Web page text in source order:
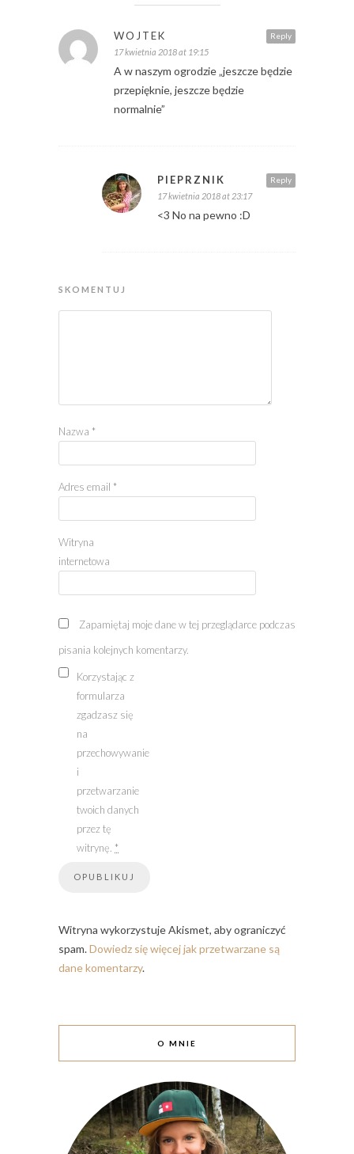
Reply
WOJTEK
17 kwietnia 2018 at 19:15
A w naszym ogrodzie „jeszcze będzie
przepięknie, jeszcze będzie
normalnie”
Reply
PIEPRZNIK
17 kwietnia 2018 at 23:17
<3 No na pewno :D
SKOMENTUJ
Nazwa *
Adres email *
Witryna
internetowa
Zapamiętaj moje dane w tej przeglądarce podczas
pisania kolejnych komentarzy.
Korzystając z
formularza
zgadzasz się
na
przechowywanie
i
przetwarzanie
twoich danych
przez tę
witrynę. *
Witryna wykorzystuje Akismet, aby ograniczyć
spam.Dowiedz się więcej jak przetwarzane są
dane komentarzy.
O MNIE